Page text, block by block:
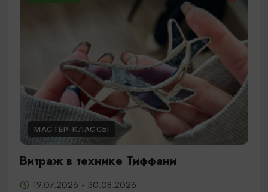
МАСТЕР-КЛАССЫ
Витраж в технике Тиффани
19.07.2026 - 30.08.2026